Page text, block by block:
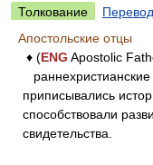
Толкование
Перевод
Апостольские отцы
♦ (ENG Apostolic
приписывались
способствовали
свидетельства.